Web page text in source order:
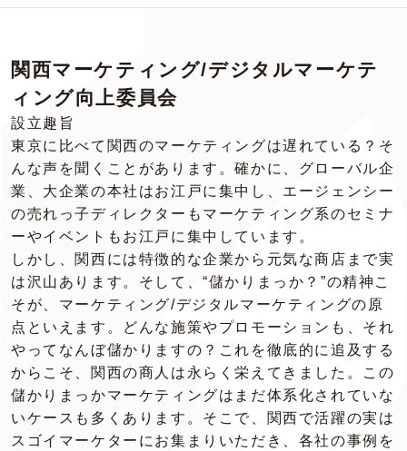
関西マーケティング/デジタルマーケテ
ィング向上委員会
設立趣旨
東京に比べて関西のマーケティングは遅れている？そ
んな声を聞くことがあります。確かに、グローバル企
業、大企業の本社はお江戸に集中し、エージェンシー
の売れっ子ディレクターもマーケティング系のセミナ
ーやイベントもお江戸に集中しています。
しかし、関西には特徴的な企業から元気な商店まで実
は沢山あります。そして、“儲かりまっか？”の精神こ
そが、マーケティング/デジタルマーケティングの原
点といえます。どんな施策やプロモーションも、それ
やってなんぼ儲かりますの？これを徹底的に追及する
からこそ、関西の商人は永らく栄えてきました。この
儲かりまっかマーケティングはまだ体系化されていな
いケースも多くあります。そこで、関西で活躍の実は
スゴイマーケターにお集まりいただき、各社の事例を